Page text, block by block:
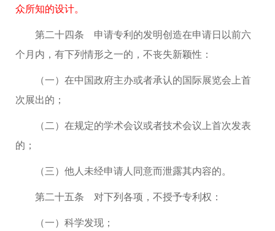
众所知的设计。
第二十四条 申请专利的发明创造在申请日以前六
个月内，有下列情形之一的，不丧失新颖性：
（一）在中国政府主办或者承认的国际展览会上首
次展出的；
（二）在规定的学术会议或者技术会议上首次发表
的；
（三）他人未经申请人同意而泄露其内容的。
第二十五条 对下列各项，不授予专利权：
（一）科学发现；